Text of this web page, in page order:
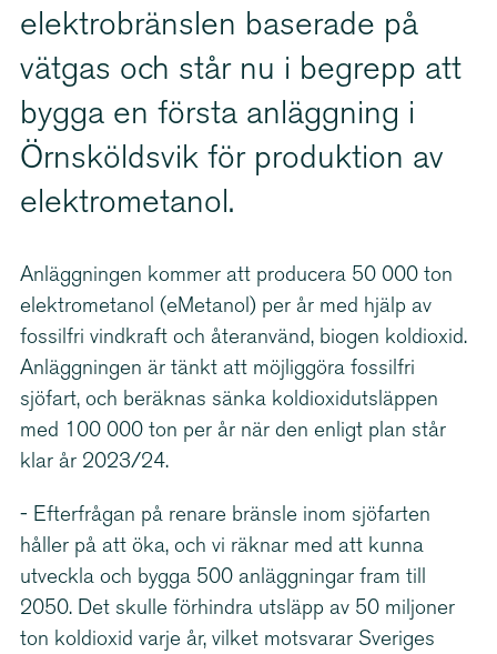
elektro­bränslen baserade på
vätgas och står nu i begrepp att
bygga en första anläggning i
Örnsköldsvik för produktion av
elektrome­tanol.
Anläggningen kommer att producera 50 000 ton
elektrome­tanol (eMetanol) per år med hjälp av
fossilfri vindkraft och återanvänd, biogen koldioxid.
Anläggningen är tänkt att möjliggöra fossilfri
sjöfart, och beräknas sänka koldi­ox­id­ut­släppen
med 100 000 ton per år när den enligt plan står
klar år 2023/24.
- Efterfrågan på renare bränsle inom sjöfarten
håller på att öka, och vi räknar med att kunna
utveckla och bygga 500 anläggningar fram till
2050. Det skulle förhindra utsläpp av 50 miljoner
ton koldioxid varje år, vilket motsvarar Sveriges